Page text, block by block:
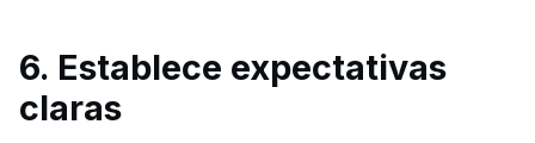
6. Establece expectativas
claras